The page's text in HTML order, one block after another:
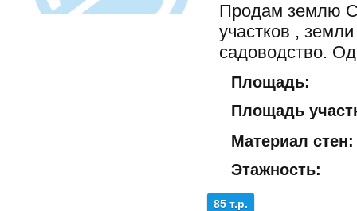
Продам землю
участков ,
садоводство.
Площадь:
Площадь
Материал стен:
Этажность:
85 т.р.